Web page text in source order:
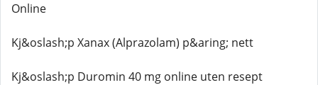
Online
Kj&oslash;p Xanax (Alprazolam) p&aring; nett
Kj&oslash;p Duromin 40 mg online uten resept